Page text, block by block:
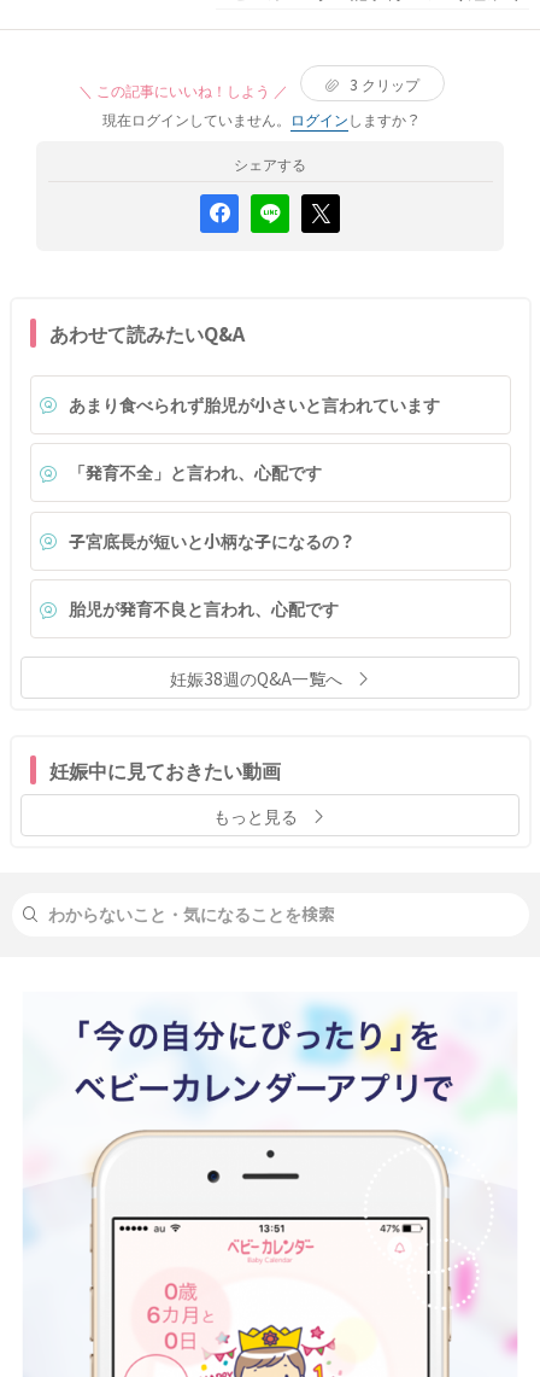
＼ この記事にいいね！しよう ／ 3 クリップ
現在ログインしていません。
ログインしますか？
シェアする
あわせて読みたいQ&A
あまり食べられず胎児が小さいと言われています
「発育不全」と言われ、心配です
子宮底長が短いと小柄な子になるの？
胎児が発育不良と言われ、心配です
妊娠38週のQ&A一覧へ
妊娠中に見ておきたい動画
もっと見る